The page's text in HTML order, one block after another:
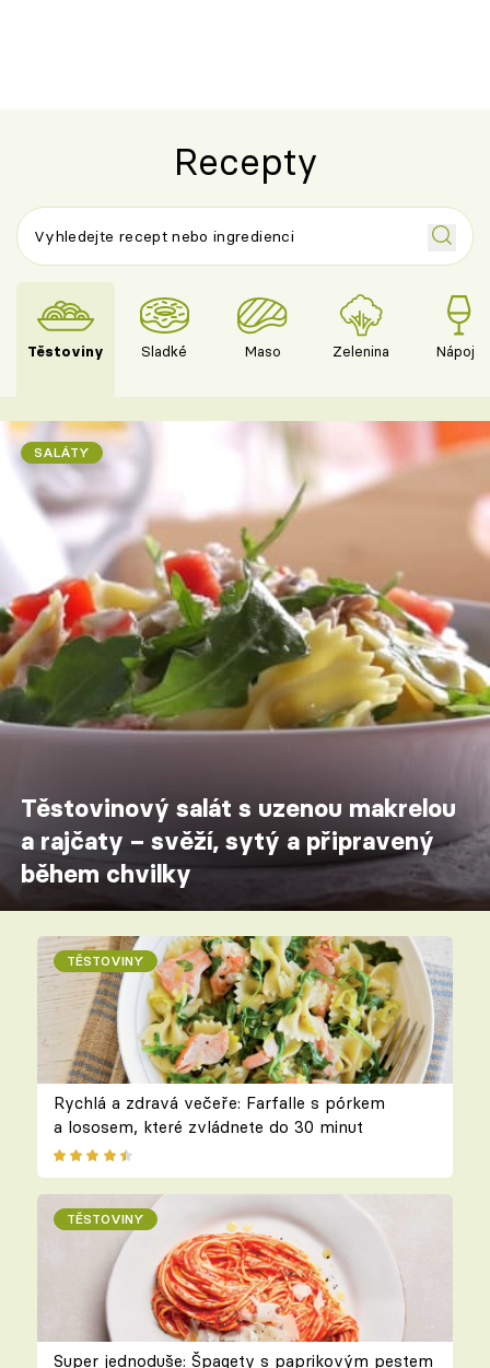
Recepty
Těstoviny Sladké Maso Zelenina Nápoje
SALÁTY
Těstovinový salát s uzenou makrelou
a rajčaty – svěží, sytý a připravený
během chvilky
TĚSTOVINY
Rychlá a zdravá večeře: Farfalle s pórkem
a lososem, které zvládnete do 30 minut
TĚSTOVINY
Super jednoduše: Špagety s paprikovým pestem